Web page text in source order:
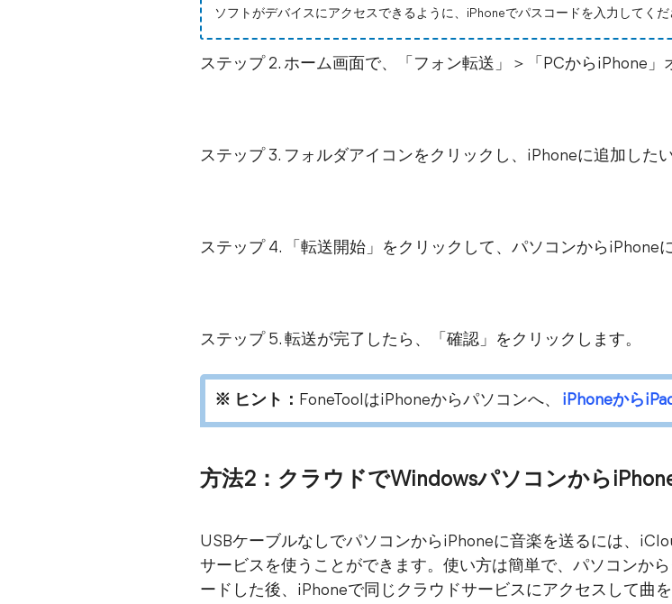
ソフトがデバイスにアクセスできるように、iPhoneでパスコードを入力してくだ
ステップ 2. ホーム画面で、「フォン転送」＞「PCからiPhone」
ステップ 3. フォルダアイコンをクリックし、iPhoneに追加した
ステップ 4. 「転送開始」をクリックして、パソコンからiPhone
ステップ 5. 転送が完了したら、「確認」をクリックします。
※ ヒント： FoneToolはiPhoneからパソコンへ、 iPhoneから
方法2：クラウドでWindowsパソコンから
USBケーブルなしでパソコンからiPhoneに音楽を送るには、
サービスを使うことができます。使い方は簡単で、パソコンか
ードした後、iPhoneで同じクラウドサービスにアクセスして曲